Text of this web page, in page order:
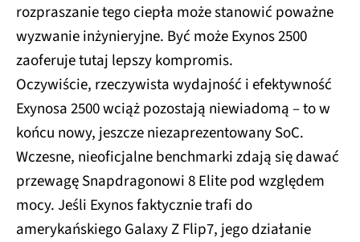
rozpraszanie tego ciepła może stanowić poważne
wyzwanie inżynieryjne. Być może Exynos 2500
zaoferuje tutaj lepszy kompromis.
Oczywiście, rzeczywista wydajność i efektywność
Exynosa 2500 wciąż pozostają niewiadomą – to w
końcu nowy, jeszcze niezaprezentowany SoC.
Wczesne, nieoficjalne benchmarki zdają się dawać
przewagę Snapdragonowi 8 Elite pod względem
mocy. Jeśli Exynos faktycznie trafi do
amerykańskiego Galaxy Z Flip7, jego działanie